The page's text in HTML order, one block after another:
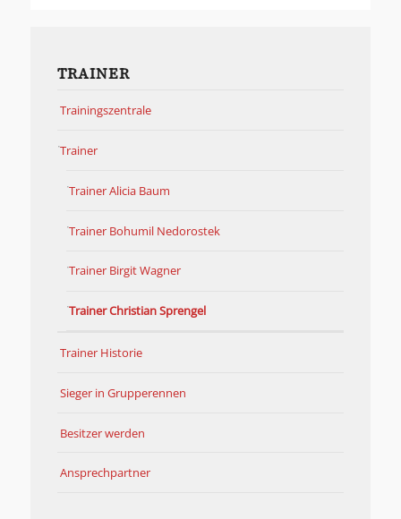
TRAINER
Trainingszentrale
Trainer
Trainer Alicia Baum
Trainer Bohumil Nedorostek
Trainer Birgit Wagner
Trainer Christian Sprengel
Trainer Historie
Sieger in Grupperennen
Besitzer werden
Ansprechpartner